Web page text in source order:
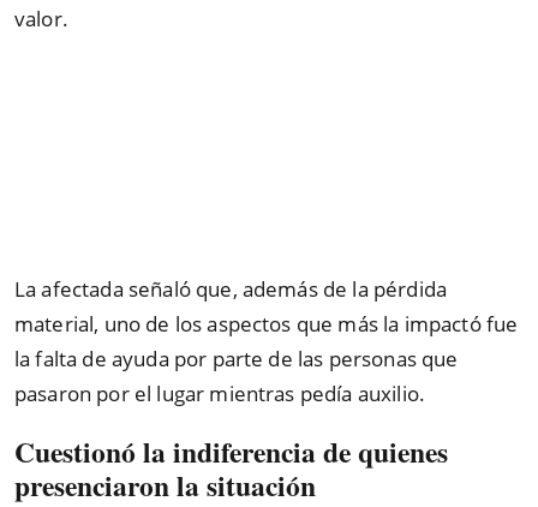
valor.
La afectada señaló que, además de la pérdida
material, uno de los aspectos que más la impactó fue
la falta de ayuda por parte de las personas que
pasaron por el lugar mientras pedía auxilio.
Cuestionó la indiferencia de quienes
presenciaron la situación